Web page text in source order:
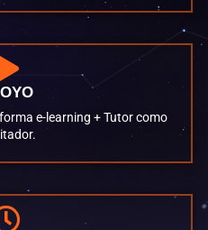
e-learning + Tutor como